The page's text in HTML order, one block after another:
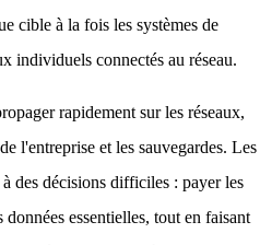
cible à la fois les systèmes de
individuels connectés au réseau.
rapidement sur les réseaux,
l'entreprise et les sauvegardes. Les
des décisions difficiles : payer les
essentielles, tout en faisant